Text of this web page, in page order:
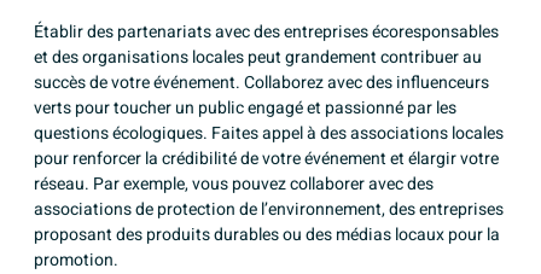
Établir des partenariats avec des entreprises écoresponsables
et des organisations locales peut grandement contribuer au
succès de votre événement. Collaborez avec des influenceurs
verts pour toucher un public engagé et passionné par les
questions écologiques. Faites appel à des associations locales
pour renforcer la crédibilité de votre événement et élargir votre
réseau. Par exemple, vous pouvez collaborer avec des
associations de protection de l’environnement, des entreprises
proposant des produits durables ou des médias locaux pour la
promotion.